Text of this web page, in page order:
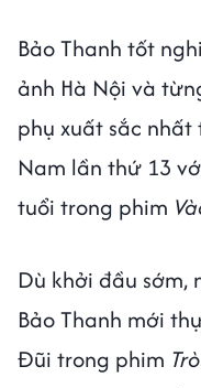
Bảo Thanh tốt
ảnh Hà Nội và
phụ xuất sắc
Nam lần thứ 13
tuổi trong phim
Dù khởi đầu sớm,
Bảo Thanh mới
Đũi trong phim